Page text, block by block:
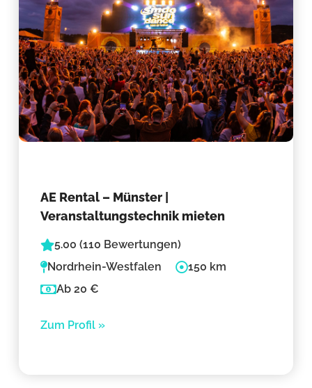
AE Rental – Münster |
Veranstaltungstechnik mieten
5.00 (110 Bewertungen)
Nordrhein-Westfalen
150 km
Ab 20 €
Zum Profil »